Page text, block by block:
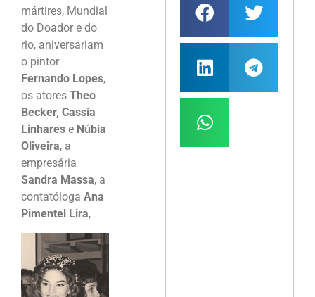
mártires, Mundial
do Doador e do
rio, aniversariam
o pintor
Fernando Lopes,
os atores Theo
Becker, Cassia
Linhares e Núbia
Oliveira, a
empresária
Sandra Massa, a
contatóloga Ana
Pimentel Lira,